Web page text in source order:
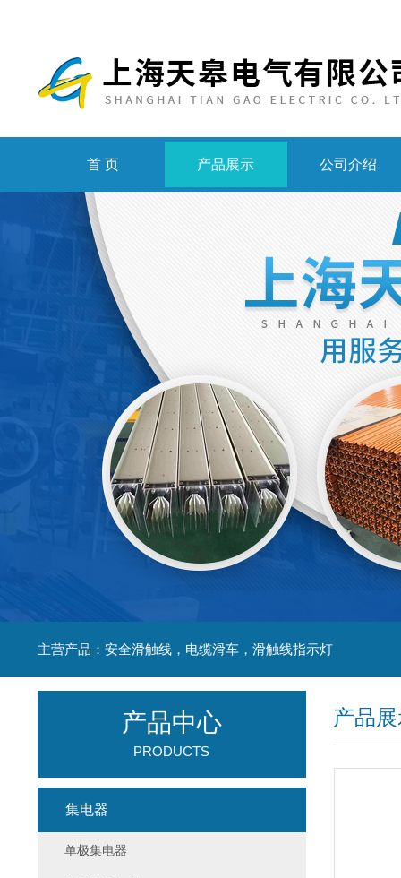
首 页 产品展示 公司介绍
主营产品：安全滑触线，电缆滑车，滑触线指示灯
产品
产品中心
PRODUCTS
集电器
单极集电器